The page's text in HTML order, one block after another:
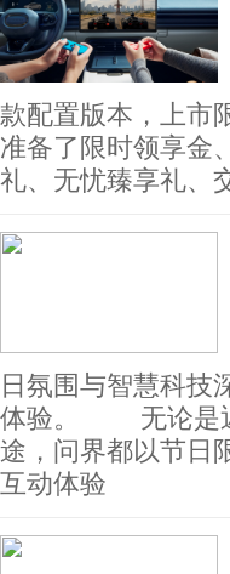
款配置版本，上市
准备了限时领享金
礼、无忧臻享礼、
日氛围与智慧科技
体验。 无论是返
途，问界都以节日
互动体验